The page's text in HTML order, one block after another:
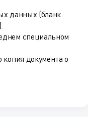
данных (бланк
специальном
документа о